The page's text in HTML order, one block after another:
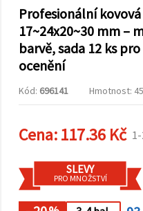
Můžete
použitím
všech
cookies
kliknutím
"Přijmout
preference v
daného
typu
cookies a
kliknutím
Profesionální
17~24x20~30 mm –
barvě, sada 12 ks
ocenění
Kód: 696141 Hmotnost:
Cena:117.36 Kč
SLEVY
PRO MNOŽSTVÍ